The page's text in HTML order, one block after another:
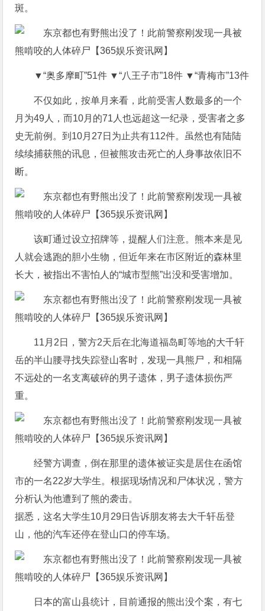
斑。
▼“奥多摩町”51件 ▼“八王子市”18件 ▼“青梅市”13件
不仅如此，按单月来看，此前受害人数最多的一个
月为49人，而10月的71人也远超这一纪录，受害者之多
史无前例。到10月27日为止共有112件。虽然也有陆陆
续续捕获熊的讯息，但被熊攻击死亡的人身事故依旧不
断。
该町通过设立招牌等，提醒人们注意。熊本来是见
人就会逃跑的胆小生物，但近年来在市区附近的森林里
长大，被指出不害怕人的“城市型熊”出没和受害增加。
11月2日，警方2天后在北海道福岛町等地的大千轩
岳的半山腰寻找失踪登山客时，发现一具熊尸，和相隔
不远处的一名支离破碎的男子遗体，男子遗体损伤严
重。
经警方调查，倒在那里的遗体被证实是居住在函馆
市的一名22岁大学生。根据现场情况和尸体状况，警方
分析认为他遭到了熊的袭击。
据悉，这名大学生10月29日告诉朋友将去大千轩岳登
山，他的汽车还停在登山口的停车场。
日本的富山县统计，目前通报的熊出没个案，有七